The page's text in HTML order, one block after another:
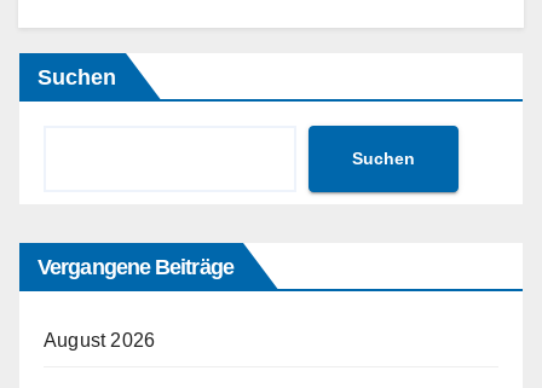
Suchen
Suchen
Vergangene Beiträge
August 2026